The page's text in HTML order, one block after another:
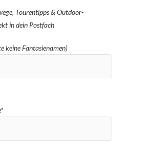
Tourentipps & Outdoor-
in dein Postfach
keine Fantasienamen)